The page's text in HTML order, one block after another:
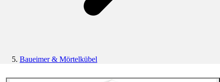
Baueimer & Mörtelkübel